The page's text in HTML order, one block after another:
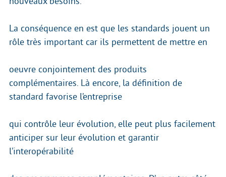
La conséquence en est que les standards jouent un
rôle très important car ils permettent de mettre en
oeuvre conjointement des produits
complémentaires. Là encore, la définition de
standard favorise l’entreprise
qui contrôle leur évolution, elle peut plus facilement
anticiper sur leur évolution et garantir
l’interopérabilité